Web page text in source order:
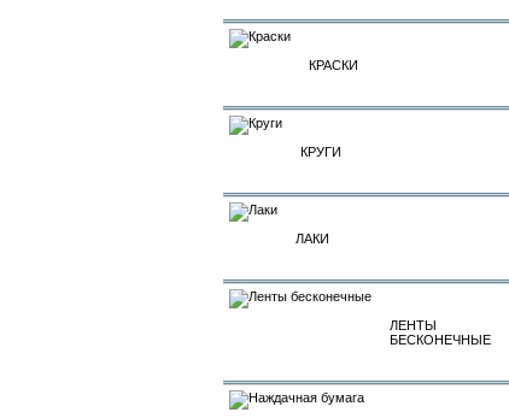
КРАСКИ
КРУГИ
ЛАКИ
ЛЕНТЫ
БЕСКОНЕЧНЫЕ